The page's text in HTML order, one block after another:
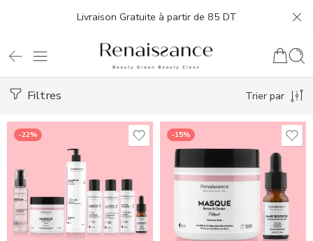
Livraison Gratuite à partir de 85 DT
Filtres Trier par
-22% -15%